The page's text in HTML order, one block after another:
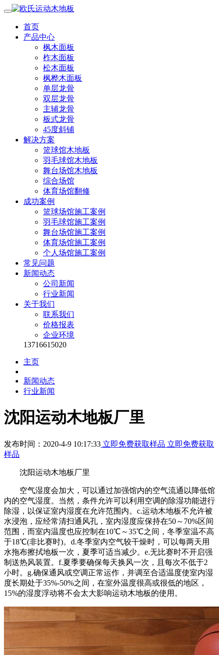
首页
产品中心
枫木面板
柞木面板
松木面板
枫桦木面板
单层龙骨
双层龙骨
主辅龙骨
板式龙骨
45度斜铺
解决方案
篮球馆木地板
羽毛球馆木地板
舞台场馆木地板
综合场馆
体育场馆翻修
成功案例
篮球场馆施工案例
羽毛球馆施工案例
舞台场馆施工案例
体育场馆施工案例
个人场馆施工案例
常见问题
新闻动态
公司新闻
行业新闻
关于我们
联系我们
价格报表
企业环境
13716615020
主页
新闻动态
行业新闻
沈阳运动木地板厂里
发布时间：2020-4-9 10:17:33 立即免费获取样品 立即免费获取
样品
沈阳运动木地板厂里
空气湿度会加大，可以通过加强馆内的空气流通以降低馆
内的空气湿度。当然，条件允许可以利用空调的除湿功能进行
除湿，以保证室内湿度在允许范围内。c.运动木地板不允许被
水浸泡，应经常清扫通风孔，室内湿度应保持在50～70%区间
范围，而室内温度也应控制在10℃～35℃之间，冬季室温不高
于18℃(非比赛时)。d.冬季室内空气较干燥时，可以每两天用
水拖布擦拭地板一次，夏季可适当减少。e.无比赛时不开启强
制送热风装置。f.夏季要确保每天换风一次，且每次不低于2
小时。g.确保通风或空调正常运作，并调至合适温度使室内湿
度长期处于35%-50%之间，在室外温度很高或很低的地区，
15%的湿度浮动将不会太大影响运动木地板的使用。